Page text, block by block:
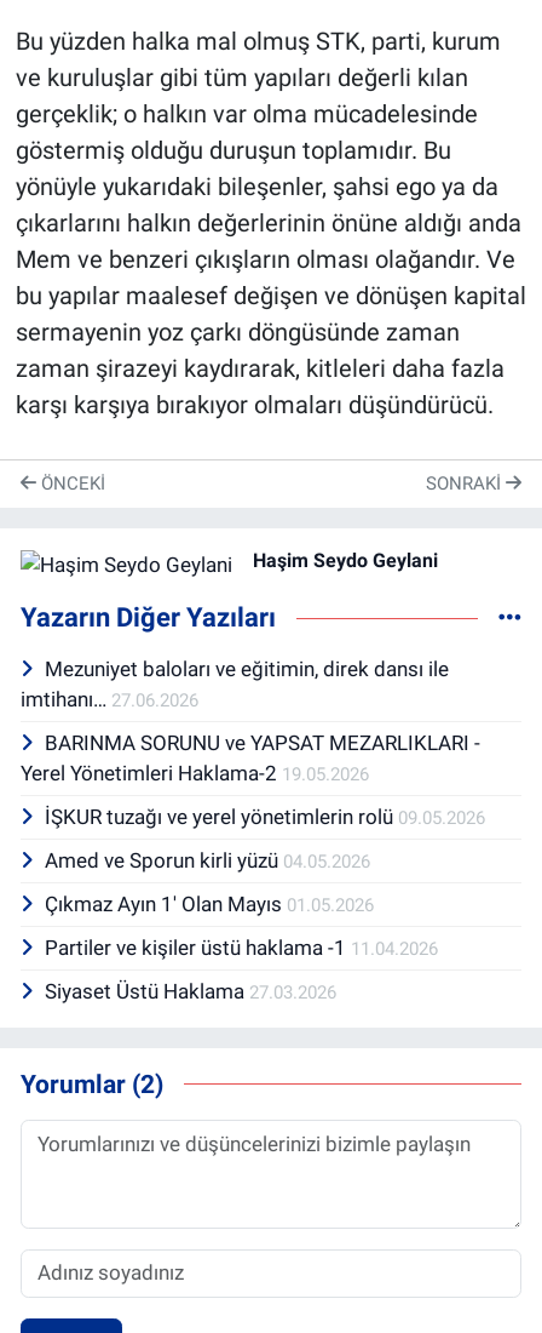
Bu yüzden halka mal olmuş STK, parti, kurum
ve kuruluşlar gibi tüm yapıları değerli kılan
gerçeklik; o halkın var olma mücadelesinde
göstermiş olduğu duruşun toplamıdır. Bu
yönüyle yukarıdaki bileşenler, şahsi ego ya da
çıkarlarını halkın değerlerinin önüne aldığı anda
Mem ve benzeri çıkışların olması olağandır. Ve
bu yapılar maalesef değişen ve dönüşen kapital
sermayenin yoz çarkı döngüsünde zaman
zaman şirazeyi kaydırarak, kitleleri daha fazla
karşı karşıya bırakıyor olmaları düşündürücü.
ÖNCEKI SONRAKI
Haşim Seydo Geylani
Yazarın Diğer Yazıları
Mezuniyet baloları ve eğitimin, direk dansı ile
imtihanı… 27.06.2026
BARINMA SORUNU ve YAPSAT MEZARLIKLARI -
Yerel Yönetimleri Haklama-2 19.05.2026
İŞKUR tuzağı ve yerel yönetimlerin rolü 09.05.2026
Amed ve Sporun kirli yüzü 04.05.2026
Çıkmaz Ayın 1' Olan Mayıs 01.05.2026
Partiler ve kişiler üstü haklama -1 11.04.2026
Siyaset Üstü Haklama 27.03.2026
Yorumlar (2)